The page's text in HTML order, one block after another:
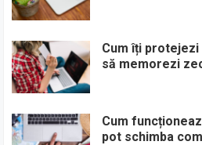
Cum îți
să memorezi
Cum
pot schimba